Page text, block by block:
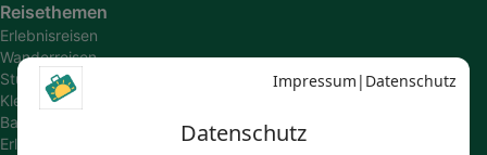
Reisethemen
Erlebnisreisen
Wanderreisen
Studienreisen
Kleingruppenreisen
Bahn-
Erlebnisreisen